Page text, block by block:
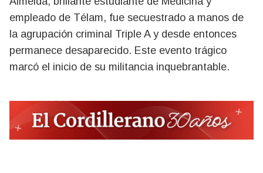
empleado de Télam, fue secuestrado a manos de
la agrupación criminal Triple A y desde entonces
permanece desaparecido. Este evento trágico
marcó el inicio de su militancia inquebrantable.